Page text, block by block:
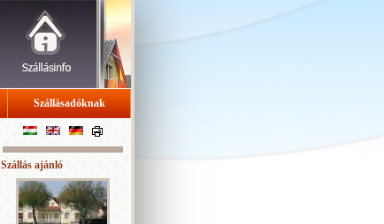
Szállásadóknak
Szállás ajánló